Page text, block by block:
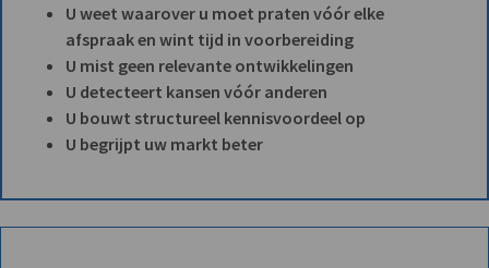
U weet waarover u moet praten vóór elke
afspraak en wint tijd in voorbereiding
U mist geen relevante ontwikkelingen
U detecteert kansen vóór anderen
U bouwt structureel kennisvoordeel op
U begrijpt uw markt beter